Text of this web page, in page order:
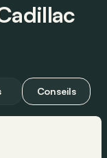
Conseils